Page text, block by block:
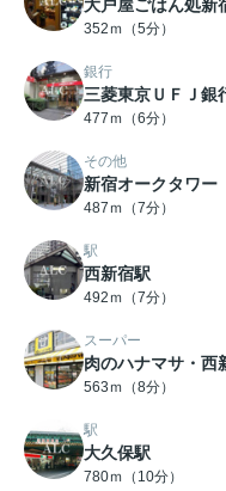
大戸屋ごはん処新
352ｍ（5分）
銀行
三菱東京ＵＦＪ銀
477ｍ（6分）
その他
新宿オークタワー
487ｍ（7分）
駅
西新宿駅
492ｍ（7分）
スーパー
肉のハナマサ・西
563ｍ（8分）
駅
大久保駅
780ｍ（10分）